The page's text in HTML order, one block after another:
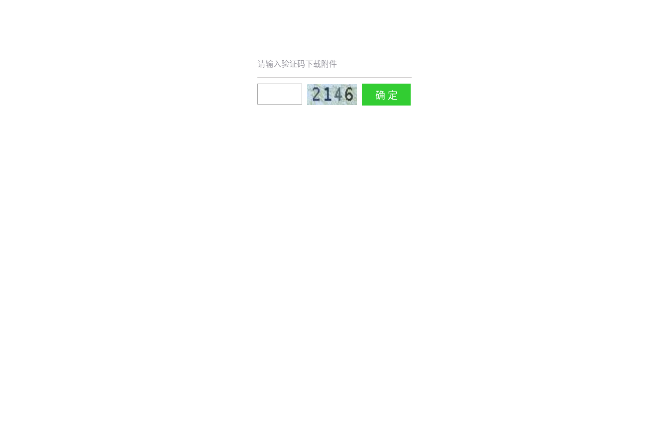
请输入验证码下载附件